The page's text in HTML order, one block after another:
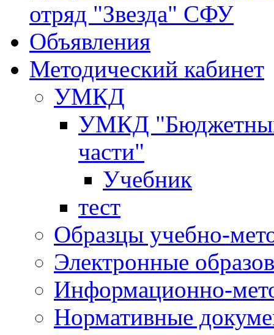
отряд "Звезда" СФУ
Объявления
Методический кабинет
УМКД
УМКД "Бюджетный
части"
Учебник
тест
Образцы учебно-
Электронные
Информационно-
Нормативные